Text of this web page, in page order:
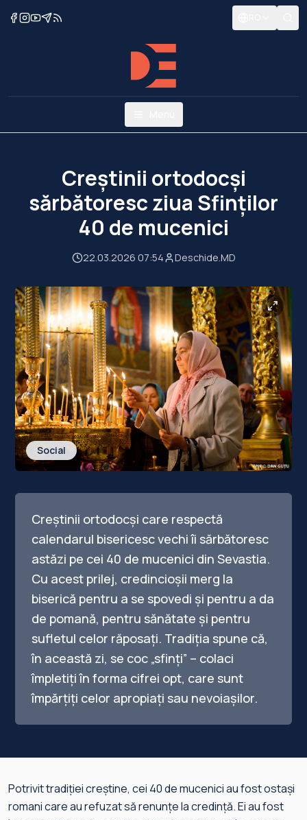
Creștinii ortodocși
sărbătoresc ziua Sfinților
40 de mucenici
22.03.2026 07:54 Deschide.MD
Social
Creștinii ortodocși care respectă
calendarul bisericesc vechi îi sărbătoresc
astăzi pe cei 40 de mucenici din Sevastia.
Cu acest prilej, credincioșii merg la
biserică pentru a se spovedi și pentru a da
de pomană, pentru sănătate și pentru
sufletul celor răposați. Tradiția spune că,
în această zi, se coc „sfinți” – colaci
împletiți în forma cifrei opt, care sunt
împărțiți celor apropiați sau nevoiașilor.
Potrivit tradiției creștine, cei 40 de mucenici au fost ostași
romani care au refuzat să renunțe la credință. Ei au fost